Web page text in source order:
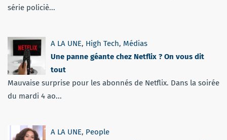
série policiè...
A LA UNE, High Tech, Médias
Une panne géante chez Netflix ? On vous dit
tout
Mauvaise surprise pour les abonnés de Netflix. Dans la soirée
du mardi 4 ao...
A LA UNE, People